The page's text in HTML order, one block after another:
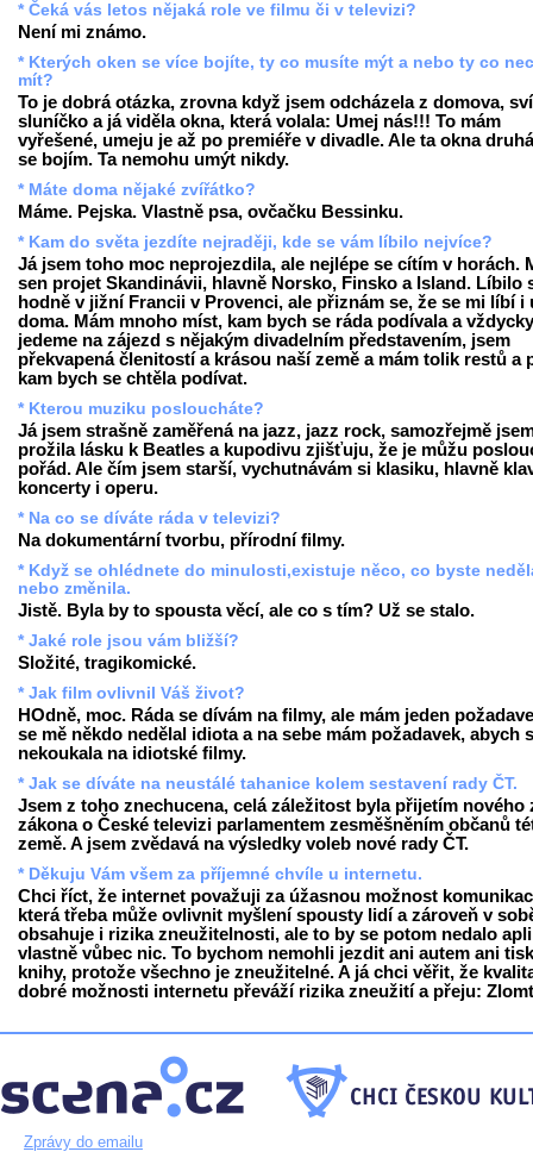
* Čeká vás letos nějaká role ve filmu či v televizi?
Není mi známo.
* Kterých oken se více bojíte, ty co musíte mýt a nebo ty co
mít?
To je dobrá otázka, zrovna když jsem odcházela z domova,
sluníčko a já viděla okna, která volala: Umej nás!!! To mám
vyřešené, umeju je až po premiéře v divadle. Ale ta okna
se bojím. Ta nemohu umýt nikdy.
* Máte doma nějaké zvířátko?
Máme. Pejska. Vlastně psa, ovčačku Bessinku.
* Kam do světa jezdíte nejraději, kde se vám líbilo nejvíce?
Já jsem toho moc neprojezdila, ale nejlépe se cítím v horách.
sen projet Skandinávii, hlavně Norsko, Finsko a Island. Líbilo
hodně v jižní Francii v Provenci, ale přiznám se, že se mi líbí i
doma. Mám mnoho míst, kam bych se ráda podívala a
jedeme na zájezd s nějakým divadelním představením, jsem
překvapená členitostí a krásou naší země a mám tolik restů a
kam bych se chtěla podívat.
* Kterou muziku posloucháte?
Já jsem strašně zaměřená na jazz, jazz rock, samozřejmě
prožila lásku k Beatles a kupodivu zjišťuju, že je můžu
pořád. Ale čím jsem starší, vychutnávám si klasiku, hlavně
koncerty i operu.
* Na co se díváte ráda v televizi?
Na dokumentární tvorbu, přírodní filmy.
* Když se ohlédnete do minulosti,existuje něco, co byste
nebo změnila.
Jistě. Byla by to spousta věcí, ale co s tím? Už se stalo.
* Jaké role jsou vám bližší?
Složité, tragikomické.
* Jak film ovlivnil Váš život?
HOdně, moc. Ráda se dívám na filmy, ale mám jeden
se mě někdo nedělal idiota a na sebe mám požadavek, abych
nekoukala na idiotské filmy.
* Jak se díváte na neustálé tahanice kolem sestavení rady ČT.
Jsem z toho znechucena, celá záležitost byla přijetím nového
zákona o České televizi parlamentem zesměšněním občanů
země. A jsem zvědavá na výsledky voleb nové rady ČT.
* Děkuju Vám všem za příjemné chvíle u internetu.
Chci říct, že internet považuji za úžasnou možnost
která třeba může ovlivnit myšlení spousty lidí a zároveň v
obsahuje i rizika zneužitelnosti, ale to by se potom nedalo
vlastně vůbec nic. To bychom nemohli jezdit ani autem ani
knihy, protože všechno je zneužitelné. A já chci věřit, že
dobré možnosti internetu převáží rizika zneužití a přeju:
Zprávy do emailu